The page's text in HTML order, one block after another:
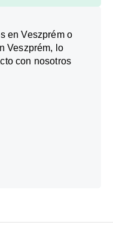
en Veszprém o
Veszprém, lo
con nosotros